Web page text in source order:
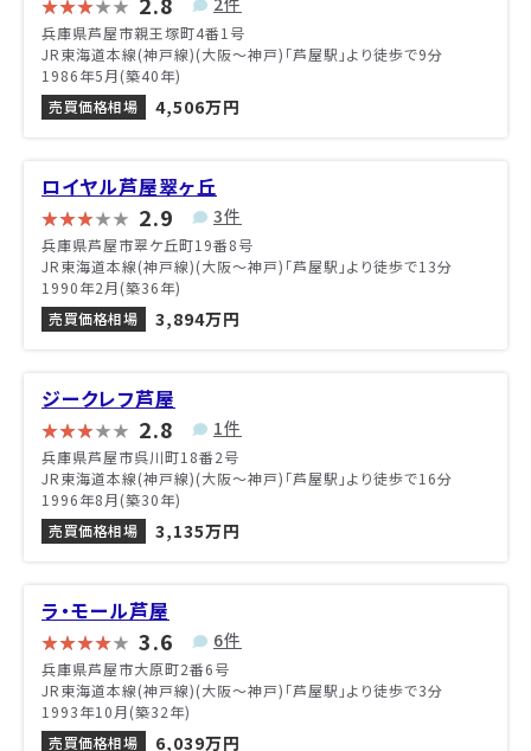
兵庫県芦屋市親王塚町4番1号
JR東海道本線(神戸線)(大阪～神戸)「芦屋駅」より徒歩で9分
1986年5月(築40年)
売買価格相場
4,506万円
ロイヤル芦屋翠ヶ丘
2.9 3件
兵庫県芦屋市翠ケ丘町19番8号
JR東海道本線(神戸線)(大阪～神戸)「芦屋駅」より徒歩で13分
1990年2月(築36年)
売買価格相場
3,894万円
ジークレフ芦屋
2.8 1件
兵庫県芦屋市呉川町18番2号
JR東海道本線(神戸線)(大阪～神戸)「芦屋駅」より徒歩で16分
1996年8月(築30年)
売買価格相場
3,135万円
ラ・モール芦屋
3.6 6件
兵庫県芦屋市大原町2番6号
JR東海道本線(神戸線)(大阪～神戸)「芦屋駅」より徒歩で3分
1993年10月(築32年)
売買価格相場
6,039万円